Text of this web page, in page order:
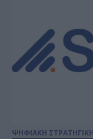
ΨΗΦΙΑΚΗ ΣΤΡΑΤΗΓΙΚΗ